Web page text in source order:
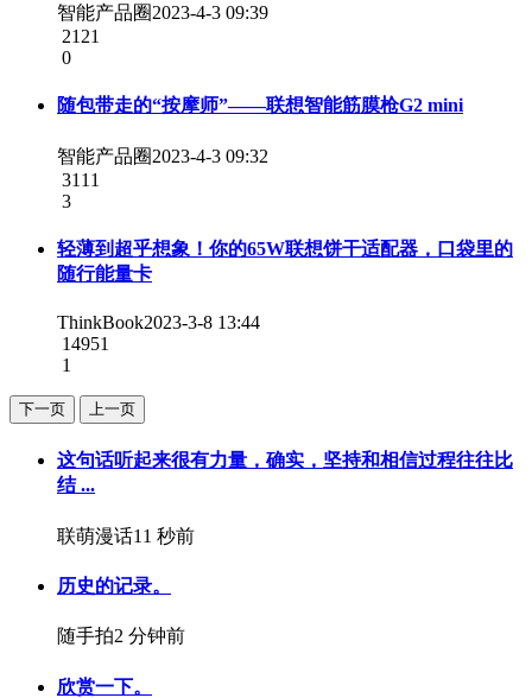
智能产品圈2023-4-3 09:39
2121
0
随包带走的“按摩师”——联想智能筋膜枪G2 mini
智能产品圈2023-4-3 09:32
3111
3
轻薄到超乎想象！你的65W联想饼干适配器，口袋里的
随行能量卡
ThinkBook2023-3-8 13:44
14951
1
下一页 上一页
这句话听起来很有力量，确实，坚持和相信过程往往比
结 ...
联萌漫话11 秒前
历史的记录。
随手拍2 分钟前
欣赏一下。